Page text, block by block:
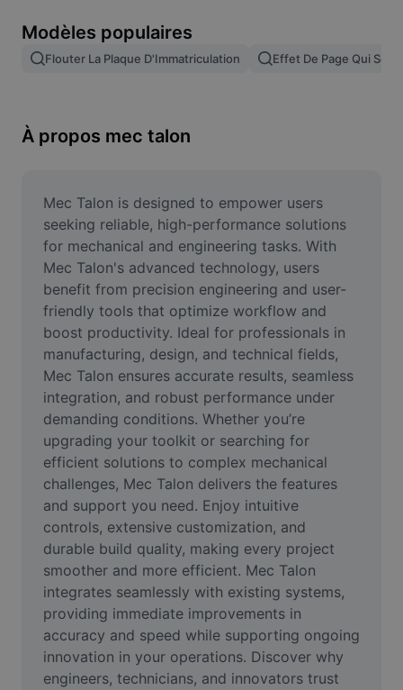
Fusion d'images
Redimensionner une image
Générateur de mèmes
AI Text Remover
AI People Remover
AI Inpainting
Face Cutout
Vidéo
Suppression de l'arrière-plan de vidéos
Amélioration de la qualité
Éditeur de vidéos
Couper une vidéo
Ajouter des sous-titres à une vidéo
Convertisseur de vidéo
Modèles populaires
Flouter La Plaque D'Immatriculation Effet De Page Qui Se
À propos mec talon
Mec Talon is designed to empower users
seeking reliable, high-performance solutions
for mechanical and engineering tasks. With
Mec Talon's advanced technology, users
benefit from precision engineering and user-
friendly tools that optimize workflow and
boost productivity. Ideal for professionals in
manufacturing, design, and technical fields,
Mec Talon ensures accurate results, seamless
integration, and robust performance under
demanding conditions. Whether you’re
upgrading your toolkit or searching for
efficient solutions to complex mechanical
challenges, Mec Talon delivers the features
and support you need. Enjoy intuitive
controls, extensive customization, and
durable build quality, making every project
smoother and more efficient. Mec Talon
integrates seamlessly with existing systems,
providing immediate improvements in
accuracy and speed while supporting ongoing
innovation in your operations. Discover why
engineers, technicians, and innovators trust